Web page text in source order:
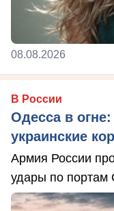
08.08.2026
В России
Одесса в
украинские
Армия России
удары по портам